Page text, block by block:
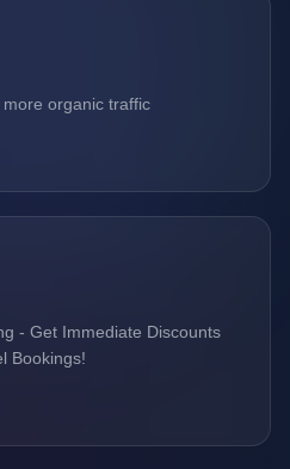
organic traffic
- Get Immediate Discounts
Bookings!